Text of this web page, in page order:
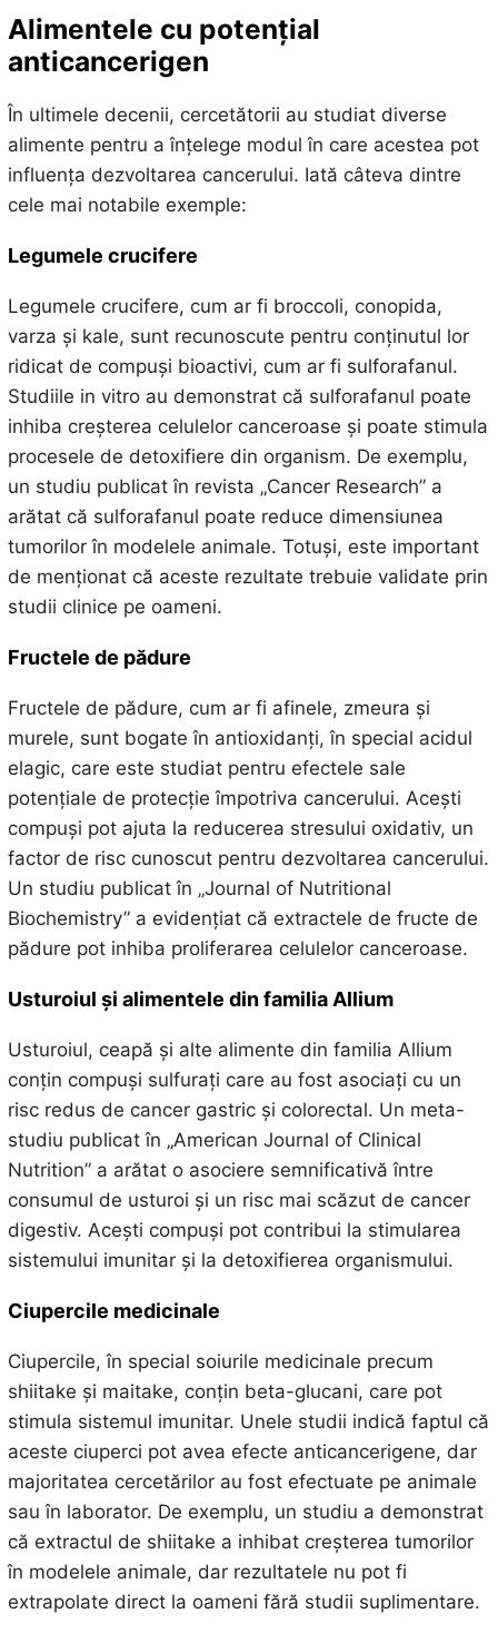
Alimentele cu potențial
anticancerigen
În ultimele decenii, cercetătorii au studiat diverse
alimente pentru a înțelege modul în care acestea pot
influența dezvoltarea cancerului. Iată câteva dintre
cele mai notabile exemple:
Legumele crucifere
Legumele crucifere, cum ar fi broccoli, conopida,
varza și kale, sunt recunoscute pentru conținutul lor
ridicat de compuși bioactivi, cum ar fi sulforafanul.
Studiile in vitro au demonstrat că sulforafanul poate
inhiba creșterea celulelor canceroase și poate stimula
procesele de detoxifiere din organism. De exemplu,
un studiu publicat în revista „Cancer Research” a
arătat că sulforafanul poate reduce dimensiunea
tumorilor în modelele animale. Totuși, este important
de menționat că aceste rezultate trebuie validate prin
studii clinice pe oameni.
Fructele de pădure
Fructele de pădure, cum ar fi afinele, zmeura și
murele, sunt bogate în antioxidanți, în special acidul
elagic, care este studiat pentru efectele sale
potențiale de protecție împotriva cancerului. Acești
compuși pot ajuta la reducerea stresului oxidativ, un
factor de risc cunoscut pentru dezvoltarea cancerului.
Un studiu publicat în „Journal of Nutritional
Biochemistry” a evidențiat că extractele de fructe de
pădure pot inhiba proliferarea celulelor canceroase.
Usturoiul și alimentele din familia Allium
Usturoiul, ceapă și alte alimente din familia Allium
conțin compuși sulfurați care au fost asociați cu un
risc redus de cancer gastric și colorectal. Un meta-
studiu publicat în „American Journal of Clinical
Nutrition” a arătat o asociere semnificativă între
consumul de usturoi și un risc mai scăzut de cancer
digestiv. Acești compuși pot contribui la stimularea
sistemului imunitar și la detoxifierea organismului.
Ciupercile medicinale
Ciupercile, în special soiurile medicinale precum
shiitake și maitake, conțin beta-glucani, care pot
stimula sistemul imunitar. Unele studii indică faptul că
aceste ciuperci pot avea efecte anticancerigene, dar
majoritatea cercetărilor au fost efectuate pe animale
sau în laborator. De exemplu, un studiu a demonstrat
că extractul de shiitake a inhibat creșterea tumorilor
în modelele animale, dar rezultatele nu pot fi
extrapolate direct la oameni fără studii suplimentare.